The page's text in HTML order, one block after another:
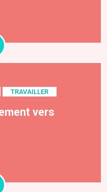
TRAVAILLER
vers